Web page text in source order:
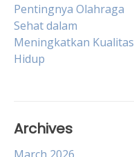
Post
navigation
Pentingnya Olahraga
Sehat dalam
Meningkatkan Kualitas
Hidup
Archives